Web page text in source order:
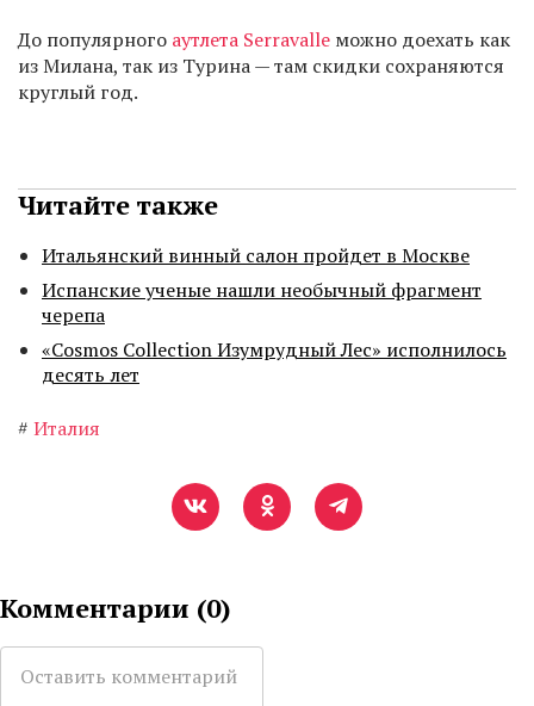
До популярного аутлета Serravalle можно доехать как
из Милана, так из Турина — там скидки сохраняются
круглый год.
Читайте также
Итальянский винный салон пройдет в Москве
Испанские ученые нашли необычный фрагмент
черепа
«Cosmos Collection Изумрудный Лес» исполнилось
десять лет
# Италия
Комментарии (0)